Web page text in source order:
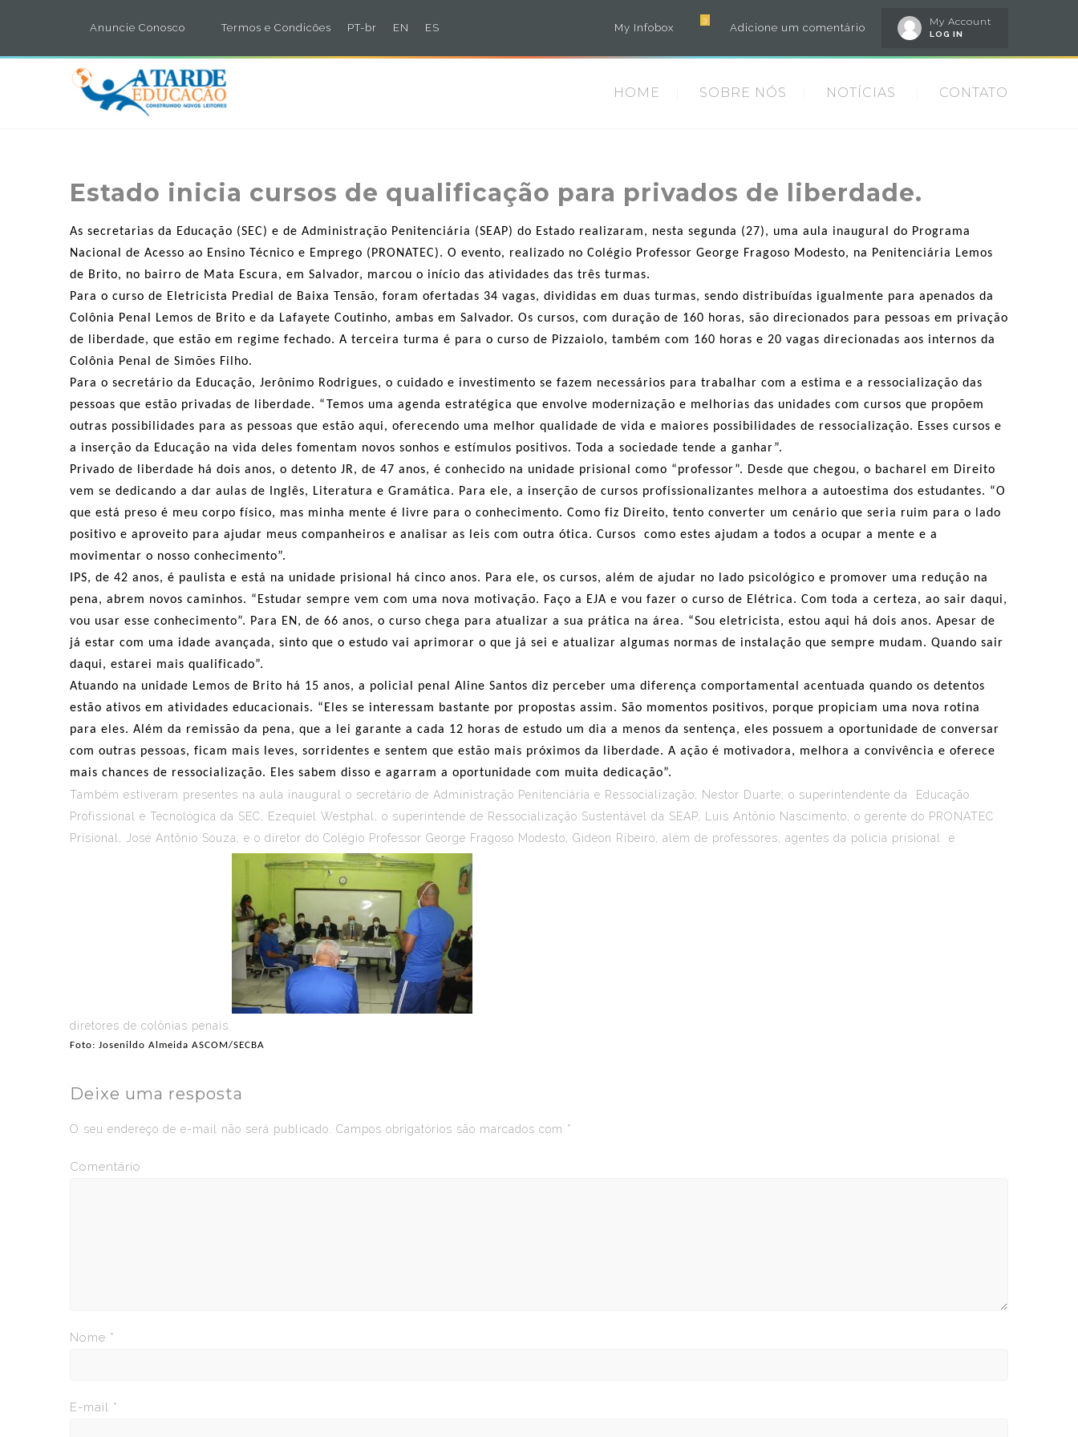
Anuncie Conosco Termos e Condicões PT-br EN ES
My Account
LOG IN
Adicione um comentário
3
My Infobox
HOME SOBRE NÓS NOTÍCIAS CONTATO
Estado inicia cursos de qualificação para privados de liberdade.
As secretarias da Educação (SEC) e de Administração Penitenciária (SEAP) do Estado realizaram, nesta segunda (27), uma aula inaugural do Programa
Nacional de Acesso ao Ensino Técnico e Emprego (PRONATEC). O evento, realizado no Colégio Professor George Fragoso Modesto, na Penitenciária Lemos
de Brito, no bairro de Mata Escura, em Salvador, marcou o início das atividades das três turmas.
Para o curso de Eletricista Predial de Baixa Tensão, foram ofertadas 34 vagas, divididas em duas turmas, sendo distribuídas igualmente para apenados da
Colônia Penal Lemos de Brito e da Lafayete Coutinho, ambas em Salvador. Os cursos, com duração de 160 horas, são direcionados para pessoas em privação
de liberdade, que estão em regime fechado. A terceira turma é para o curso de Pizzaiolo, também com 160 horas e 20 vagas direcionadas aos internos da
Colônia Penal de Simões Filho.
Para o secretário da Educação, Jerônimo Rodrigues, o cuidado e investimento se fazem necessários para trabalhar com a estima e a ressocialização das
pessoas que estão privadas de liberdade. “Temos uma agenda estratégica que envolve modernização e melhorias das unidades com cursos que propõem
outras possibilidades para as pessoas que estão aqui, oferecendo uma melhor qualidade de vida e maiores possibilidades de ressocialização. Esses cursos e
a inserção da Educação na vida deles fomentam novos sonhos e estímulos positivos. Toda a sociedade tende a ganhar”.
Privado de liberdade há dois anos, o detento JR, de 47 anos, é conhecido na unidade prisional como “professor”. Desde que chegou, o bacharel em Direito
vem se dedicando a dar aulas de Inglês, Literatura e Gramática. Para ele, a inserção de cursos profissionalizantes melhora a autoestima dos estudantes. “O
que está preso é meu corpo físico, mas minha mente é livre para o conhecimento. Como fiz Direito, tento converter um cenário que seria ruim para o lado
positivo e aproveito para ajudar meus companheiros e analisar as leis com outra ótica. Cursos como estes ajudam a todos a ocupar a mente e a
movimentar o nosso conhecimento”.
IPS, de 42 anos, é paulista e está na unidade prisional há cinco anos. Para ele, os cursos, além de ajudar no lado psicológico e promover uma redução na
pena, abrem novos caminhos. “Estudar sempre vem com uma nova motivação. Faço a EJA e vou fazer o curso de Elétrica. Com toda a certeza, ao sair daqui,
vou usar esse conhecimento”. Para EN, de 66 anos, o curso chega para atualizar a sua prática na área. “Sou eletricista, estou aqui há dois anos. Apesar de
já estar com uma idade avançada, sinto que o estudo vai aprimorar o que já sei e atualizar algumas normas de instalação que sempre mudam. Quando sair
daqui, estarei mais qualificado”.
Atuando na unidade Lemos de Brito há 15 anos, a policial penal Aline Santos diz perceber uma diferença comportamental acentuada quando os detentos
estão ativos em atividades educacionais. “Eles se interessam bastante por propostas assim. São momentos positivos, porque propiciam uma nova rotina
para eles. Além da remissão da pena, que a lei garante a cada 12 horas de estudo um dia a menos da sentença, eles possuem a oportunidade de conversar
com outras pessoas, ficam mais leves, sorridentes e sentem que estão mais próximos da liberdade. A ação é motivadora, melhora a convivência e oferece
mais chances de ressocialização. Eles sabem disso e agarram a oportunidade com muita dedicação”.
Também estiveram presentes na aula inaugural o secretário de Administração Penitenciária e Ressocialização, Nestor Duarte; o superintendente da Educação
Profissional e Tecnológica da SEC, Ezequiel Westphal; o superintende de Ressocialização Sustentável da SEAP, Luis Antônio Nascimento; o gerente do PRONATEC
Prisional, José Antônio Souza; e o diretor do Colégio Professor George Fragoso Modesto, Gideon Ribeiro, além de professores, agentes da polícia prisional e
diretores de colônias penais.
Foto: Josenildo Almeida ASCOM/SECBA
Deixe uma resposta
O seu endereço de e-mail não será publicado. Campos obrigatórios são marcados com *
Comentário
Nome *
E-mail *